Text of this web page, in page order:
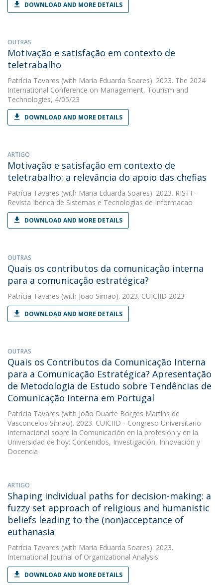
DOWNLOAD AND MORE DETAILS
OUTRAS
Motivação e satisfação em contexto de
teletrabalho
Patrícia Tavares (with Maria Eduarda Soares). 2023. The 2024
International Conference on Management, Tourism and
Technologies, 4/05/23
DOWNLOAD AND MORE DETAILS
ARTIGO
Motivação e satisfação em contexto de
teletrabalho: a relevância do apoio das chefias
Patrícia Tavares (with Maria Eduarda Soares). 2023. RISTI -
Revista Iberica de Sistemas e Tecnologias de Informacao
DOWNLOAD AND MORE DETAILS
OUTRAS
Quais os contributos da comunicação interna
para a comunicação estratégica?
Patrícia Tavares (with João Simão). 2023. CUICIID 2023
DOWNLOAD AND MORE DETAILS
OUTRAS
Quais os Contributos da Comunicação Interna
para a Comunicação Estratégica? Apresentação
de Metodologia de Estudo sobre Tendências de
Comunicação Interna em Portugal
Patrícia Tavares (with João Duarte Borges Martins de
Vasconcelos Simão). 2023. CUICIID - Congreso Universitario
Internacional sobre la Comunicación en la profesión y en la
Universidad de hoy: Contenidos, Investigación, Innovación y
Docencia
ARTIGO
Shaping individual paths for decision-making: a
fuzzy set approach of religious and humanistic
beliefs leading to the (non)acceptance of
euthanasia
Patrícia Tavares (with Maria Eduarda Soares). 2023.
International Journal of Organizational Analysis
DOWNLOAD AND MORE DETAILS